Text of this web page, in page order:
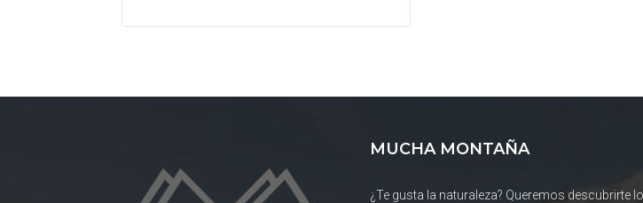
MUCHA MONTAÑA
¿Te gusta la naturaleza? Queremos descubrirte